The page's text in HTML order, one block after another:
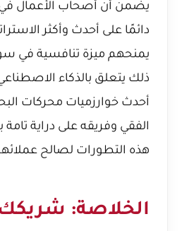
يضمن أن أصحاب الأعمال
دائمًا على أحدث وأكثر
يمنحهم ميزة تنافسية في
ذلك يتعلق بالذكاء
أحدث خوارزميات محركات
الفقي وفريقه على دراية
هذه التطورات لصالح
الخلاصة: شريكك